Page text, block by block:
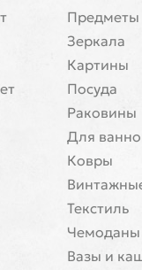
Предметы
Зеркала
Картины
Посуда
Раковины
Для
Ковры
Текстиль
Чемоданы
Вазы и